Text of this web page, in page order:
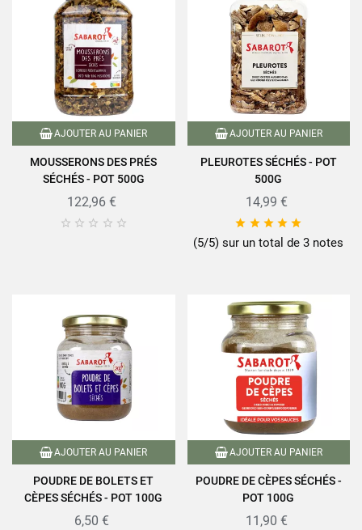
AJOUTER AU PANIER
MOUSSERONS DES PRÉS
SÉCHÉS - POT 500G
122,96 €
    
AJOUTER AU PANIER
PLEUROTES SÉCHÉS - POT
500G
14,99 €
    
(5/5) sur un total de 3 notes
AJOUTER AU PANIER
POUDRE DE BOLETS ET
CÈPES SÉCHÉS - POT 100G
6,50 €
AJOUTER AU PANIER
POUDRE DE CÈPES SÉCHÉS -
POT 100G
11,90 €